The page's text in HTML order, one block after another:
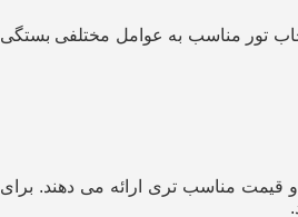
تور مناسب به عوامل مختلفی بستگی
و قیمت مناسب‌ تری ارائه می‌ دهند. برای